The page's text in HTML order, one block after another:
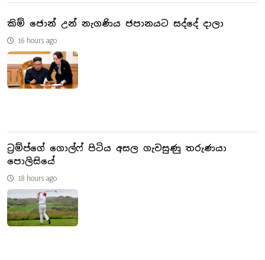
කිම් ජොන් උන් නැගණිය ජපානයට සද්දේ දාලා
16 hours ago
ට්‍රම්ප්ගේ ගොල්ෆ් පිටිය අසල ගැවසුණු තරුණයා
පොලිසියේ
18 hours ago